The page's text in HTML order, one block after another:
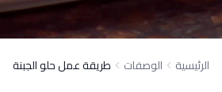
الرئيسية الوصفات طريقة عمل حلو الجبنة